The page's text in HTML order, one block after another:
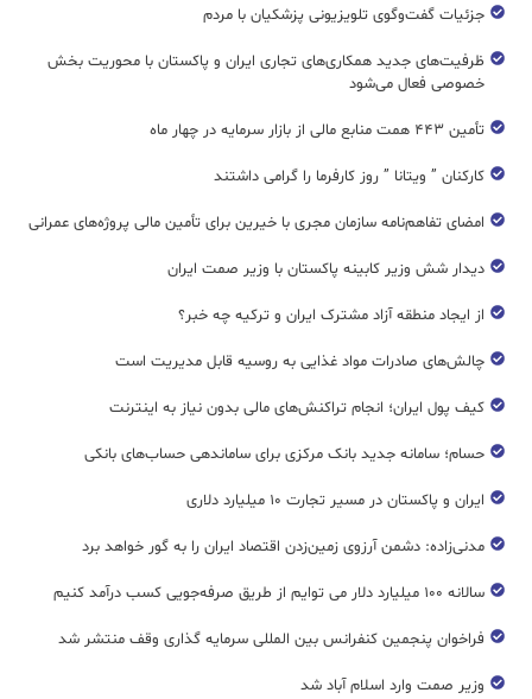
جزئیات گفت‌وگوی تلویزیونی پزشکیان با مردم
ظرفیت‌های جدید همکاری‌های تجاری ایران و پاکستان با محوریت بخش
خصوصی فعال می‌شود
تأمین ۴۴۳ همت منابع مالی از بازار سرمایه در چهار ماه
کارکنان ” ویتانا ” روز کارفرما را گرامی داشتند
امضای تفاهم‌نامه سازمان مجری با خیرین برای تأمین مالی پروژه‌های عمرانی
دیدار شش وزیر کابینه پاکستان با وزير صمت ایران
از ایجاد منطقه آزاد مشترک ایران و ترکیه چه خبر؟
چالش‌های صادرات مواد غذایی به روسیه قابل مدیریت است
کیف پول ایران؛ انجام تراکنش‌های مالی بدون نیاز به اینترنت
حسام؛ سامانه جدید بانک مرکزی برای ساماندهی حساب‌های بانکی
ایران و پاکستان در مسیر تجارت ۱۰ میلیارد دلاری
مدنی‌زاده: دشمن آرزوی زمین‌زدن اقتصاد ایران را به گور خواهد برد
سالانه ۱۰۰ میلیارد دلار می توایم از طریق صرفه‌جویی کسب درآمد کنیم
فراخوان پنجمین کنفرانس بین المللی سرمایه گذاری وقف منتشر شد
وزیر صمت وارد اسلام آباد شد